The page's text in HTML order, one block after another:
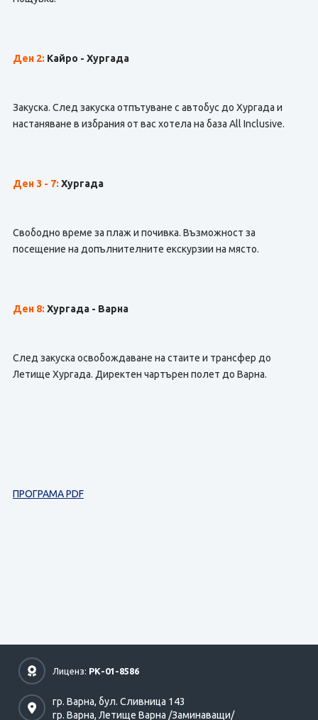
Ден 2: Кайро - Хургада
Закуска. След закуска отпътуване с автобус до Хургада и
настаняване в избрания от вас хотела на база All Inclusive.
Ден 3 - 7: Хургада
Свободно време за плаж и почивка. Възможност за
посещение на допълнителните екскурзии на място.
Ден 8: Хургада - Варна
След закуска освобождаване на стаите и трансфер до
Летище Хургада. Директен чартърен полет до Варна.
ПРОГРАМА PDF
Лиценз: РК-01-8586
гр. Варна, бул. Сливница 143
гр. Варна, Летище Варна /Заминаващи/